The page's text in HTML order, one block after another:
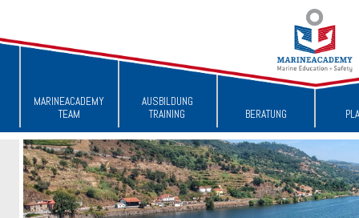
MARINEACADEMY
TEAM
AUSBILDUNG
TRAINING
BERATUNG